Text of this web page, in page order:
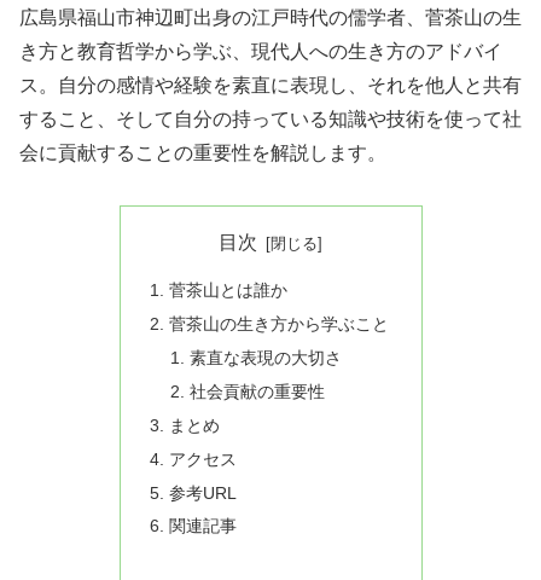
広島県福山市神辺町出身の江戸時代の儒学者、菅茶山の生
き方と教育哲学から学ぶ、現代人への生き方のアドバイ
ス。自分の感情や経験を素直に表現し、それを他人と共有
すること、そして自分の持っている知識や技術を使って社
会に貢献することの重要性を解説します。
目次
菅茶山とは誰か
菅茶山の生き方から学ぶこと
素直な表現の大切さ
社会貢献の重要性
まとめ
アクセス
参考URL
関連記事